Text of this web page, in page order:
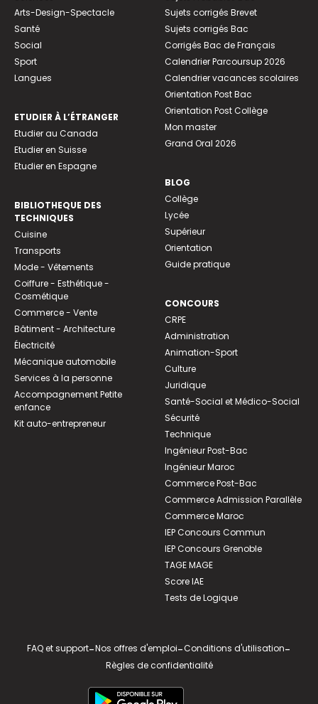
Arts-Design-Spectacle
Santé
Social
Sport
Langues
ETUDIER À L’ÉTRANGER
Etudier au Canada
Etudier en Suisse
Etudier en Espagne
BIBLIOTHEQUE DES
TECHNIQUES
Cuisine
Transports
Mode - Vêtements
Coiffure - Esthétique -
Cosmétique
Commerce - Vente
Bâtiment - Architecture
Électricité
Mécanique automobile
Services à la personne
Accompagnement Petite
enfance
Kit auto-entrepreneur
Sujets corrigés Brevet
Sujets corrigés Bac
Corrigés Bac de Français
Calendrier Parcoursup 2026
Calendrier vacances scolaires
Orientation Post Bac
Orientation Post Collège
Mon master
Grand Oral 2026
BLOG
Collège
Lycée
Supérieur
Orientation
Guide pratique
CONCOURS
CRPE
Administration
Animation-Sport
Culture
Juridique
Santé-Social et Médico-Social
Sécurité
Technique
Ingénieur Post-Bac
Ingénieur Maroc
Commerce Post-Bac
Commerce Admission Parallèle
Commerce Maroc
IEP Concours Commun
IEP Concours Grenoble
TAGE MAGE
Score IAE
Tests de Logique
FAQ et support-Nos offres d'emploi-Conditions d'utilisation-
Règles de confidentialité